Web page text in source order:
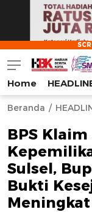
Home
Beranda
BPS
Sulsel,
Bukti
Meningkat